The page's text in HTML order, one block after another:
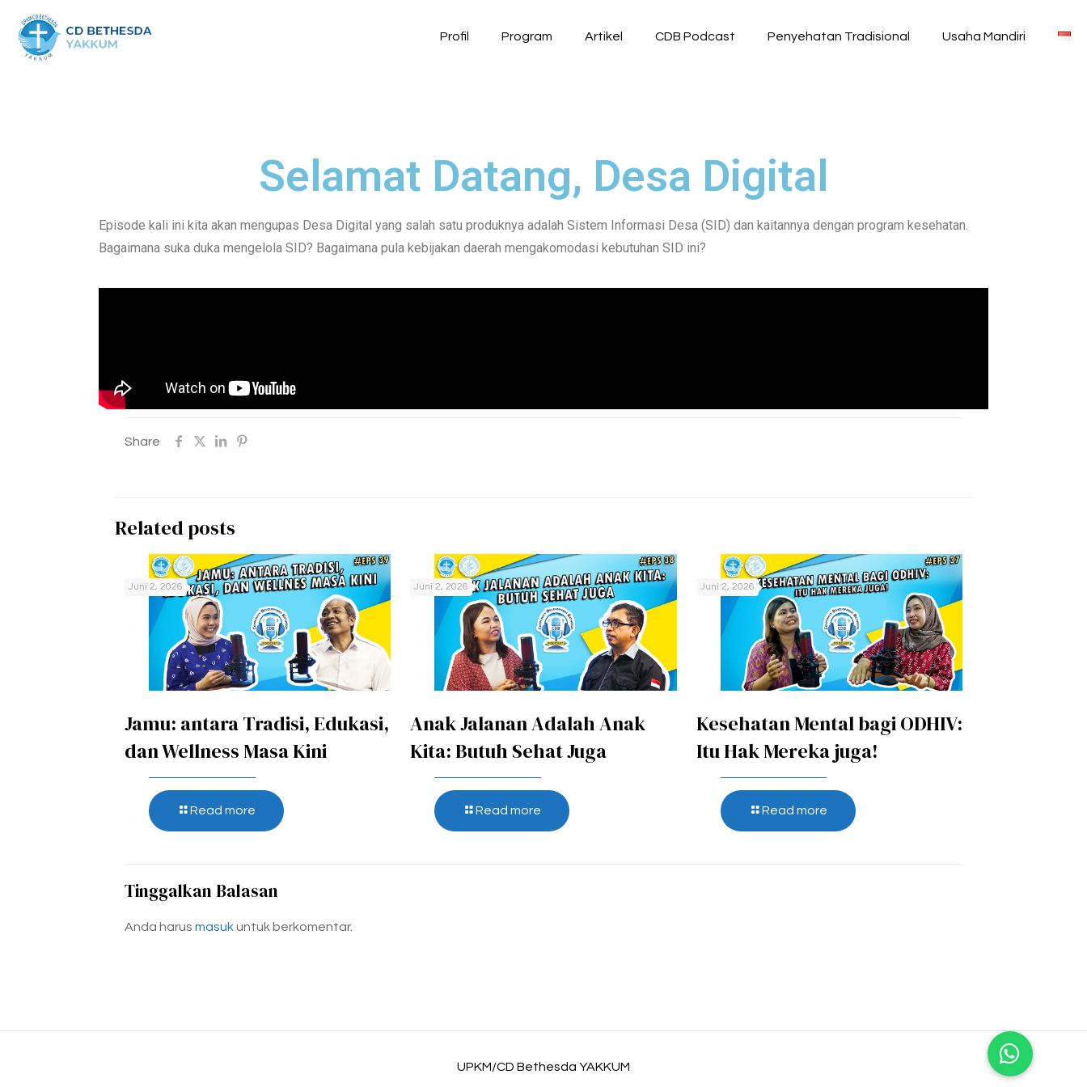
Profil Program Artikel CDB Podcast Penyehatan Tradisional Usaha Mandiri
Selamat Datang, Desa Digital
Episode kali ini kita akan mengupas Desa Digital yang salah satu produknya adalah Sistem Informasi Desa (SID) dan kaitannya dengan program kesehatan.
Bagaimana suka duka mengelola SID? Bagaimana pula kebijakan daerah mengakomodasi kebutuhan SID ini?
Share
Related posts
Juni 2, 2026
Jamu: antara Tradisi, Edukasi,
dan Wellness Masa Kini
Read more
Juni 2, 2026
Anak Jalanan Adalah Anak
Kita: Butuh Sehat Juga
Read more
Juni 2, 2026
Kesehatan Mental bagi ODHIV:
Itu Hak Mereka juga!
Read more
Tinggalkan Balasan
Anda harus masukuntuk berkomentar.
UPKM/CD Bethesda YAKKUM